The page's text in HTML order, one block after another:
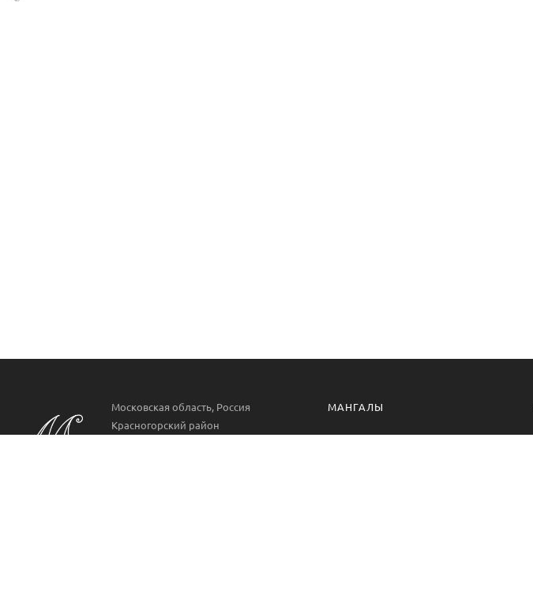
МАНГАЛЫ
Московская область, Россия
Красногорский район